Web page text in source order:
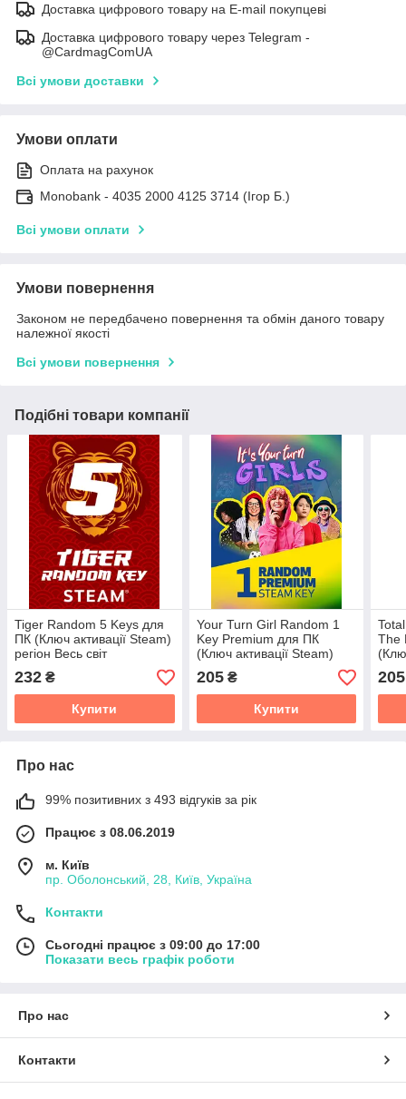
Доставка цифрового товару на E-mail покупцеві
Доставка цифрового товару через Telegram -
@CardmagComUA
Всі умови доставки
Умови оплати
Оплата на рахунок
Monobank - 4035 2000 4125 3714 (Ігор Б.)
Всі умови оплати
Умови повернення
Законом не передбачено повернення та обмін даного товару
належної якості
Всі умови повернення
Подібні товари компанії
Tiger Random 5 Keys для
ПК (Ключ активації Steam)
регіон Весь світ
232 ₴
Купити
Your Turn Girl Random 1
Key Premium для ПК
(Ключ активації Steam)
регіон Весь світ
205₴
Купити
The
205
Про нас
99% позитивних з 493 відгуків за рік
Працює з 08.06.2019
м. Київ
пр. Оболонський, 28, Київ, Україна
Контакти
Сьогодні працює з 09:00 до 17:00
Показати весь графік роботи
Про нас
Контакти